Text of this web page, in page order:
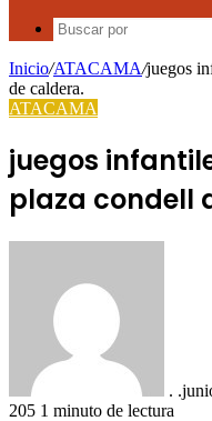
Inicio/ATACAMA/juegos
de caldera.
ATACAMA
juegos
plaza condell
. .
205 1 minuto de lectura